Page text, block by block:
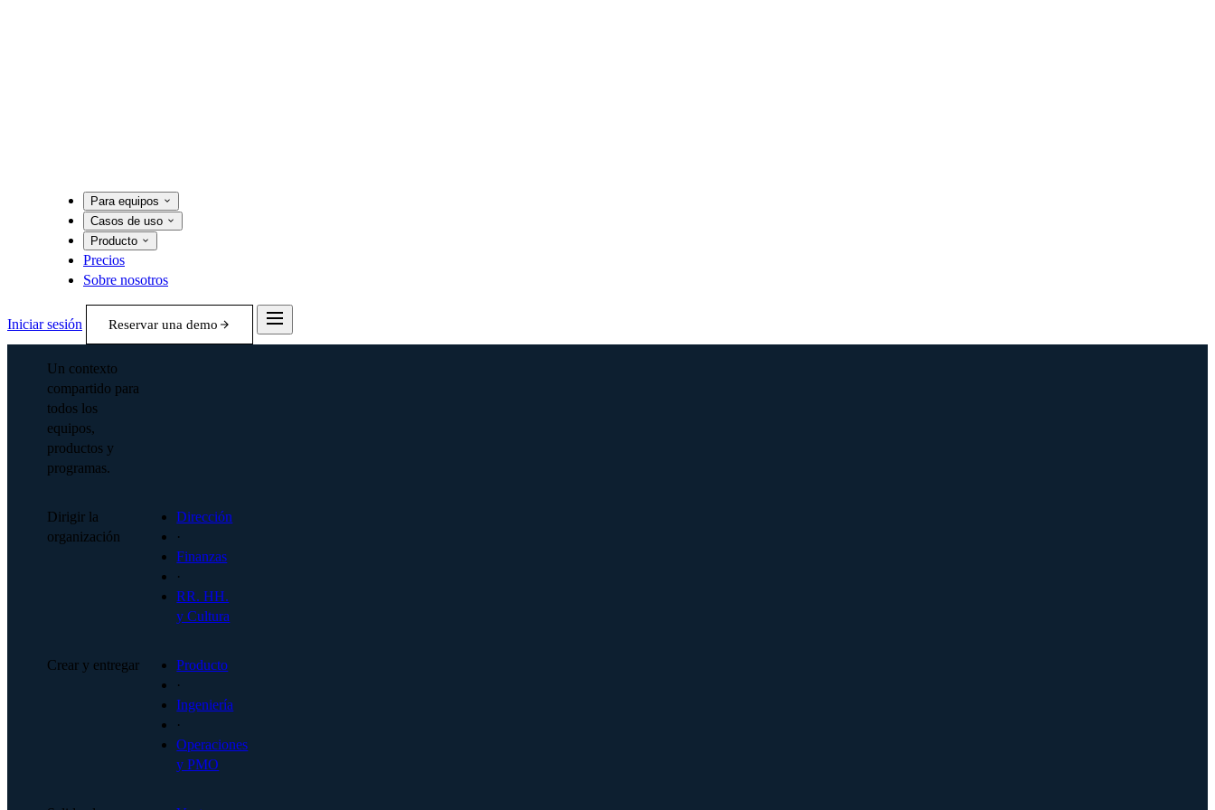
Para equipos
Casos de uso
Producto
Precios
Sobre nosotros
Iniciar sesión Reservar una demo
Un contexto
compartido para
todos los
equipos,
productos y
programas.
Dirigir la
organización
Dirección
·
Finanzas
·
RR. HH.
y Cultura
Crear y entregar
Producto
·
Ingeniería
·
Operaciones
y PMO